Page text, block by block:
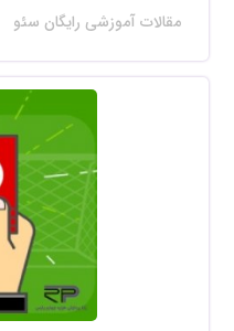
مقالات آموزشی رایگان سئو